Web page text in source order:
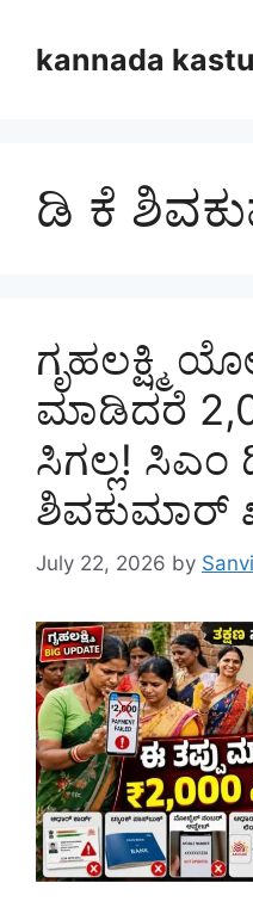
contentkannada
ಡಿ ಕೆ
ಗೃಹಲಕ್ಷ್ಮಿ
ಮಾಡಿದರೆ
ಸಿಗಲ್ಲ! ಸಿಎಂ
ಶಿವಕುಮಾರ್
July 22, 2026 by Sanvi